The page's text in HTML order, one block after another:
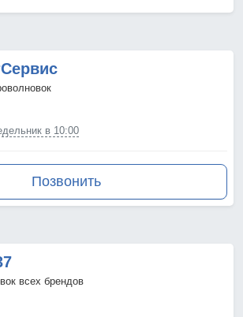
в 10:00
Позвонить
всех брендов